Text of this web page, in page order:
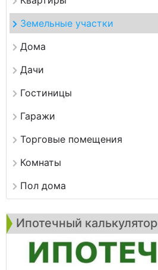
Земельные участки
Дома
Дачи
Гостиницы
Гаражи
Торговые помещения
Комнаты
Пол дома
Ипотечный калькулятор